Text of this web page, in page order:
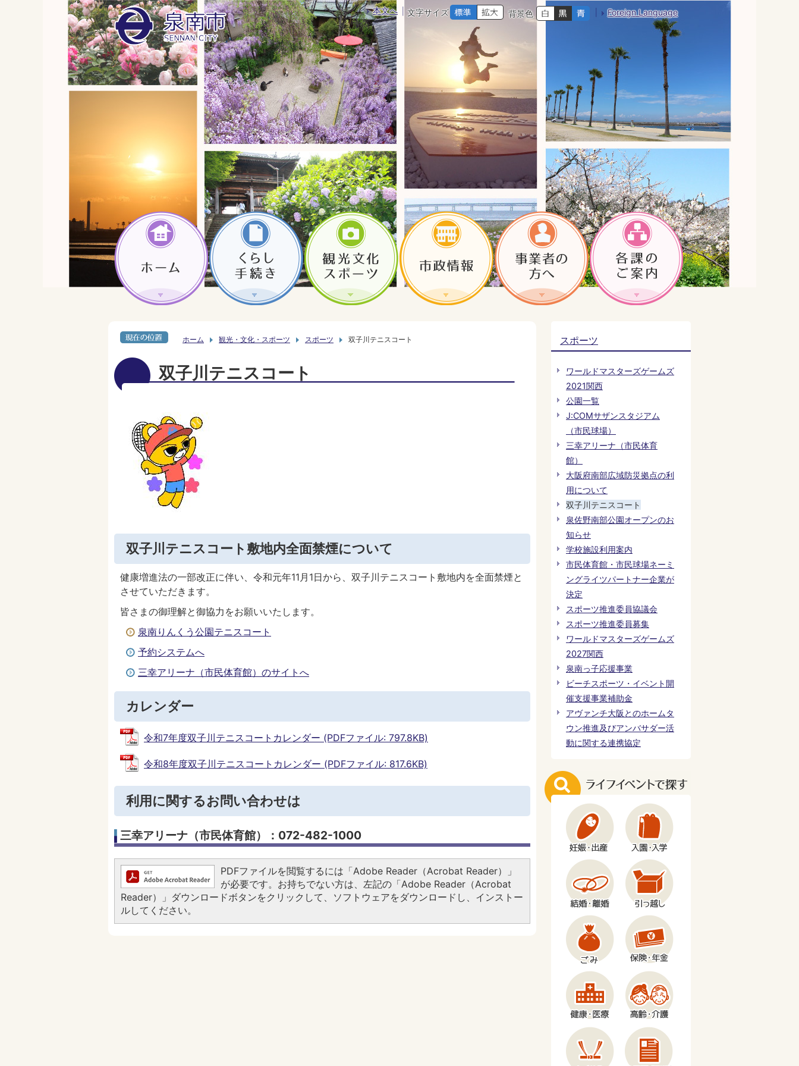
本文へ 文字サイズ 背景色 Foreign Language
ホーム 観光・文化・スポーツ スポーツ 双子川テニスコート
双子川テニスコート
双子川テニスコート敷地内全面禁煙について
健康増進法の一部改正に伴い、令和元年11月1日から、双子川テニスコート敷地内を全面禁煙と
させていただきます。
皆さまの御理解と御協力をお願いいたします。
泉南りんくう公園テニスコート
予約システムへ
三幸アリーナ（市民体育館）のサイトへ
カレンダー
令和7年度双子川テニスコートカレンダー (PDFファイル: 797.8KB)
令和8年度双子川テニスコートカレンダー (PDFファイル: 817.6KB)
利用に関するお問い合わせは
三幸アリーナ（市民体育館）：072-482-1000
PDFファイルを閲覧するには「Adobe Reader（Acrobat Reader）」
が必要です。お持ちでない方は、左記の「Adobe Reader（Acrobat
Reader）」ダウンロードボタンをクリックして、ソフトウェアをダウンロードし、インストー
ルしてください。
スポーツ
ワールドマスターズゲームズ
2021関西
公園一覧
J:COMサザンスタジアム
（市民球場）
三幸アリーナ（市民体育
館）
大阪府南部広域防災拠点の利
用について
双子川テニスコート
泉佐野南部公園オープンのお
知らせ
学校施設利用案内
市民体育館・市民球場ネーミ
ングライツパートナー企業が
決定
スポーツ推進委員協議会
スポーツ推進委員募集
ワールドマスターズゲームズ
2027関西
泉南っ子応援事業
ビーチスポーツ・イベント開
催支援事業補助金
アヴァンチ大阪とのホームタ
ウン推進及びアンバサダー活
動に関する連携協定